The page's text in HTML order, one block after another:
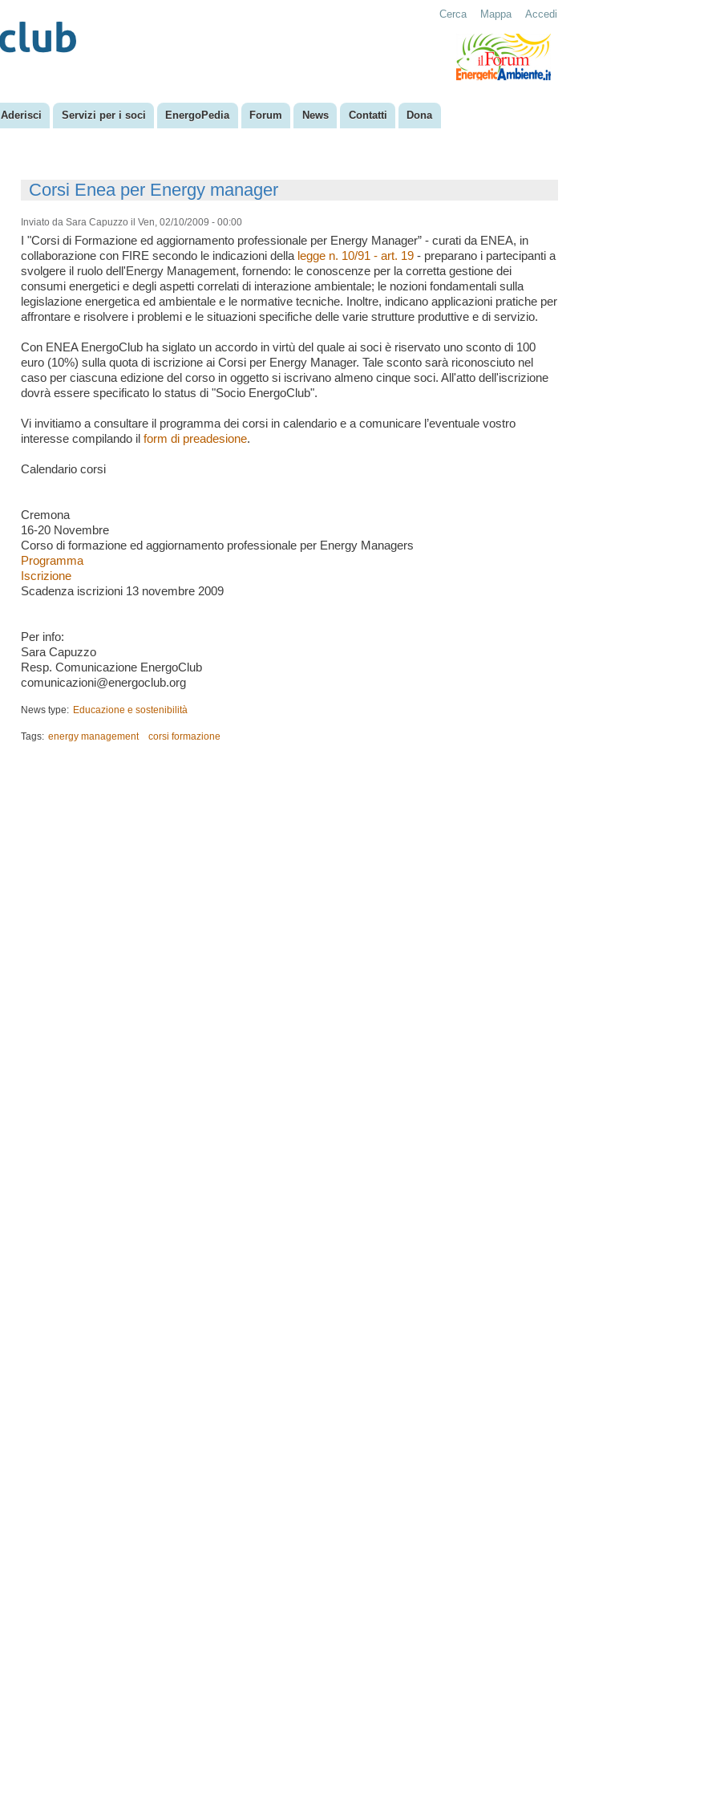
Aderisci Servizi per i soci EnergoPedia Forum News Contatti Dona
Cerca Mappa Accedi
Corsi Enea per Energy manager
Inviato da Sara Capuzzo il Ven, 02/10/2009 - 00:00
I "Corsi di Formazione ed aggiornamento professionale per Energy Manager” - curati da ENEA, in
collaborazione con FIRE secondo le indicazioni della legge n. 10/91 - art. 19 - preparano i partecipanti a
svolgere il ruolo dell'Energy Management, fornendo: le conoscenze per la corretta gestione dei
consumi energetici e degli aspetti correlati di interazione ambientale; le nozioni fondamentali sulla
legislazione energetica ed ambientale e le normative tecniche. Inoltre, indicano applicazioni pratiche per
affrontare e risolvere i problemi e le situazioni specifiche delle varie strutture produttive e di servizio.
Con ENEA EnergoClub ha siglato un accordo in virtù del quale ai soci è riservato uno sconto di 100
euro (10%) sulla quota di iscrizione ai Corsi per Energy Manager. Tale sconto sarà riconosciuto nel
caso per ciascuna edizione del corso in oggetto si iscrivano almeno cinque soci. All'atto dell'iscrizione
dovrà essere specificato lo status di "Socio EnergoClub".
Vi invitiamo a consultare il programma dei corsi in calendario e a comunicare l’eventuale vostro
interesse compilando il form di preadesione.
Calendario corsi
Cremona
16-20 Novembre
Corso di formazione ed aggiornamento professionale per Energy Managers
Programma
Iscrizione
Scadenza iscrizioni 13 novembre 2009
Per info:
Sara Capuzzo
Resp. Comunicazione EnergoClub
comunicazioni@energoclub.org
News type: Educazione e sostenibilità
Tags: energy management corsi formazione